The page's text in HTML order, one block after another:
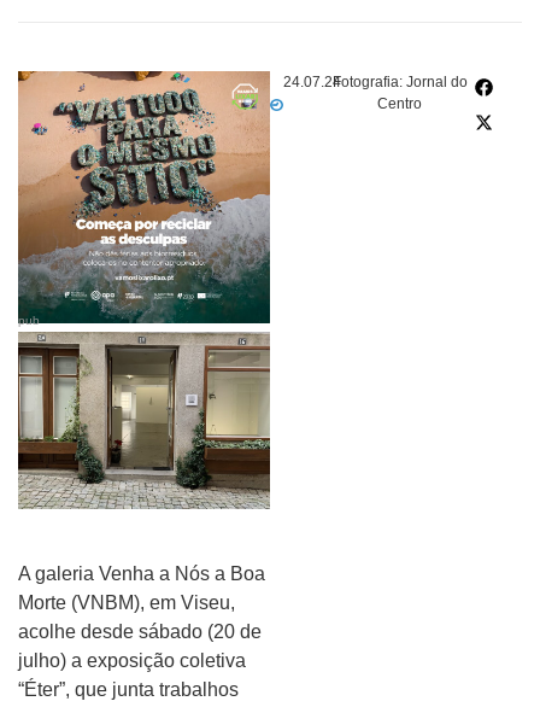
24.07.24Fotografia: Jornal do
Centro
pub
A galeria Venha a Nós a Boa
Morte (VNBM), em Viseu,
acolhe desde sábado (20 de
julho) a exposição coletiva
“Éter”, que junta trabalhos